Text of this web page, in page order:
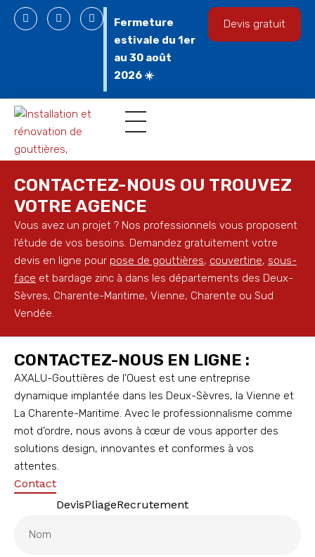
Fermeture
estivale du 1er
au 30 août
2026 ☀️
Devis gratuit
CONTACTEZ-NOUS OU TROUVEZ
VOTRE AGENCE
Vous avez un projet ? Nos professionnels vous proposent
l’étude de vos besoins. Demandez gratuitement votre
devis en ligne pour pose de gouttières, couvertine, sous-
face et bardage zinc à dans les départements des Deux-
Sèvres, Charente-Maritime, Vienne, Charente ou Sud
Vendée.
CONTACTEZ-NOUS EN LIGNE :
AXALU-Gouttières de l’Ouest est une entreprise
dynamique implantée dans les Deux-Sèvres, la Vienne et
La Charente-Maritime. Avec le professionnalisme comme
mot d’ordre, nous avons à cœur de vous apporter des
solutions design, innovantes et conformes à vos
attentes.
Contact
DevisPliageRecrutement